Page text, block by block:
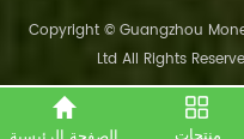
Copyright © Guangzhou
Ltd All Rights